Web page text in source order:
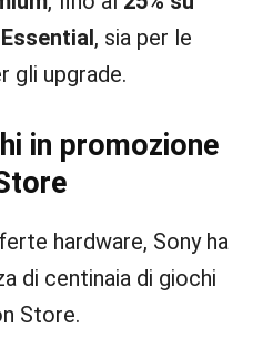
, sia per le
gli upgrade.
in promozione
hardware, Sony ha
di centinaia di giochi
Store.